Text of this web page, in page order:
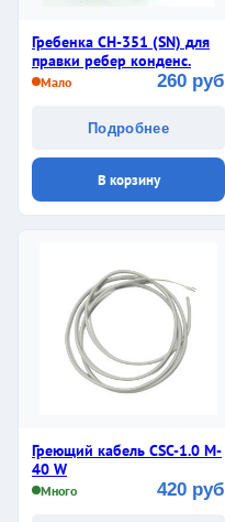
Гребенка СН-351 (SN) для
правки ребер конденс.
Мало 260 руб
Подробнее
В корзину
Греющий кабель CSC-1.0 M-
40 W
Много 420 руб